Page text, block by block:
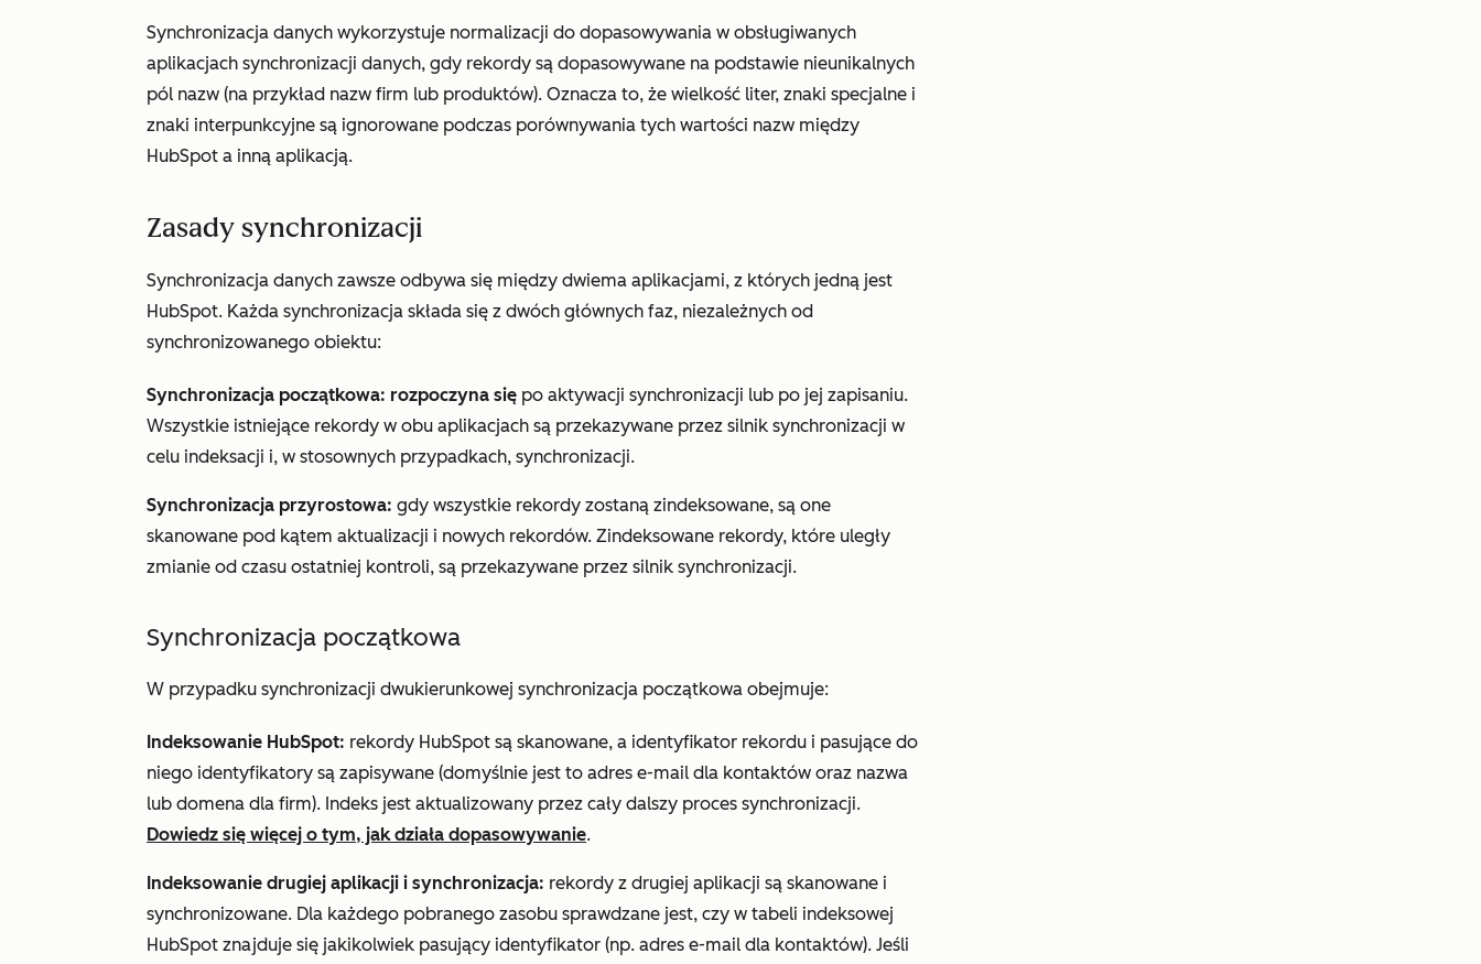
Synchronizacja danych wykorzystuje normalizacji do dopasowywania w obsługiwanych
aplikacjach synchronizacji danych, gdy rekordy są dopasowywane na podstawie nieunikalnych
pól nazw (na przykład nazw firm lub produktów). Oznacza to, że wielkość liter, znaki specjalne i
znaki interpunkcyjne są ignorowane podczas porównywania tych wartości nazw między
HubSpot a inną aplikacją.
Zasady synchronizacji
Synchronizacja danych zawsze odbywa się między dwiema aplikacjami, z których jedną jest
HubSpot. Każda synchronizacja składa się z dwóch głównych faz, niezależnych od
synchronizowanego obiektu:
Synchronizacja początkowa: rozpoczyna się po aktywacji synchronizacji lub po jej zapisaniu.
Wszystkie istniejące rekordy w obu aplikacjach są przekazywane przez silnik synchronizacji w
celu indeksacji i, w stosownych przypadkach, synchronizacji.
Synchronizacja przyrostowa: gdy wszystkie rekordy zostaną zindeksowane, są one
skanowane pod kątem aktualizacji i nowych rekordów. Zindeksowane rekordy, które uległy
zmianie od czasu ostatniej kontroli, są przekazywane przez silnik synchronizacji.
Synchronizacja początkowa
W przypadku synchronizacji dwukierunkowej synchronizacja początkowa obejmuje:
Indeksowanie HubSpot: rekordy HubSpot są skanowane, a identyfikator rekordu i pasujące do
niego identyfikatory są zapisywane (domyślnie jest to adres e-mail dla kontaktów oraz nazwa
lub domena dla firm). Indeks jest aktualizowany przez cały dalszy proces synchronizacji.
Dowiedz się więcej o tym, jak działa dopasowywanie.
Indeksowanie drugiej aplikacji i synchronizacja: rekordy z drugiej aplikacji są skanowane i
synchronizowane. Dla każdego pobranego zasobu sprawdzane jest, czy w tabeli indeksowej
HubSpot znajduje się jakikolwiek pasujący identyfikator (np. adres e-mail dla kontaktów). Jeśli